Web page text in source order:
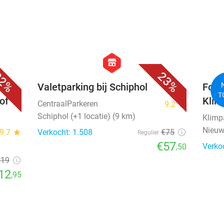
9.7 star
,95
23%
hexagon
store
Valetparking bij Schiphol
CentraalParkeren 9.2star
Schiphol (+1 locatie) (9 km)
Verkocht: 1.508
Regulier €75
€57,50